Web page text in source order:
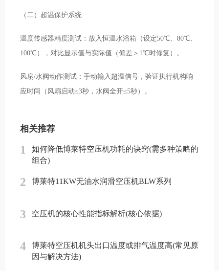
（二）超温保护系统
温度传感器精度测试：放入恒温水浴箱（设定50℃、80℃、
100℃），对比显示值与实际值（偏差＞1℃时修复）。
风扇/水阀动作测试：手动输入超温信号，验证执行机构响
应时间（风扇启动≤3秒，水阀全开≤5秒）。
相关推荐
1
如何降低博莱特空压机功耗的诀窍(需多种策略的
组合)
2 博莱特11KW无油水润滑空压机BLW系列
3 空压机的核心性能指标解析(核心依据)
4
博莱特空压机机头出口温度或排气温度高(常见原
因与解决方法)